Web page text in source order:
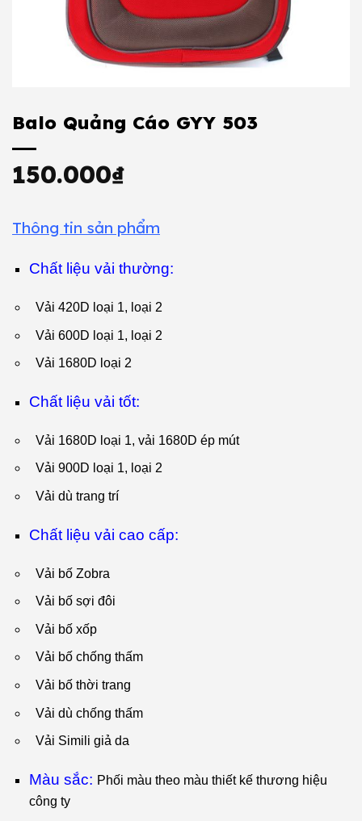
Balo Quảng Cáo GYY 503
150.000₫
Thông tin sản phẩm
Chất liệu vải thường:
Vải 420D loại 1, loại 2
Vải 600D loại 1, loại 2
Vải 1680D loại 2
Chất liệu vải tốt:
Vải 1680D loại 1, vải 1680D ép mút
Vải 900D loại 1, loại 2
Vải dù trang trí
Chất liệu vải cao cấp:
Vải bố Zobra
Vải bố sợi đôi
Vải bố xốp
Vải bố chống thấm
Vải bố thời trang
Vải dù chống thấm
Vải Simili giả da
Màu sắc: Phối màu theo màu thiết kế thương hiệu
công ty